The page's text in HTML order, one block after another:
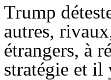
Trump
autres,
étrangers, à
stratégie et il